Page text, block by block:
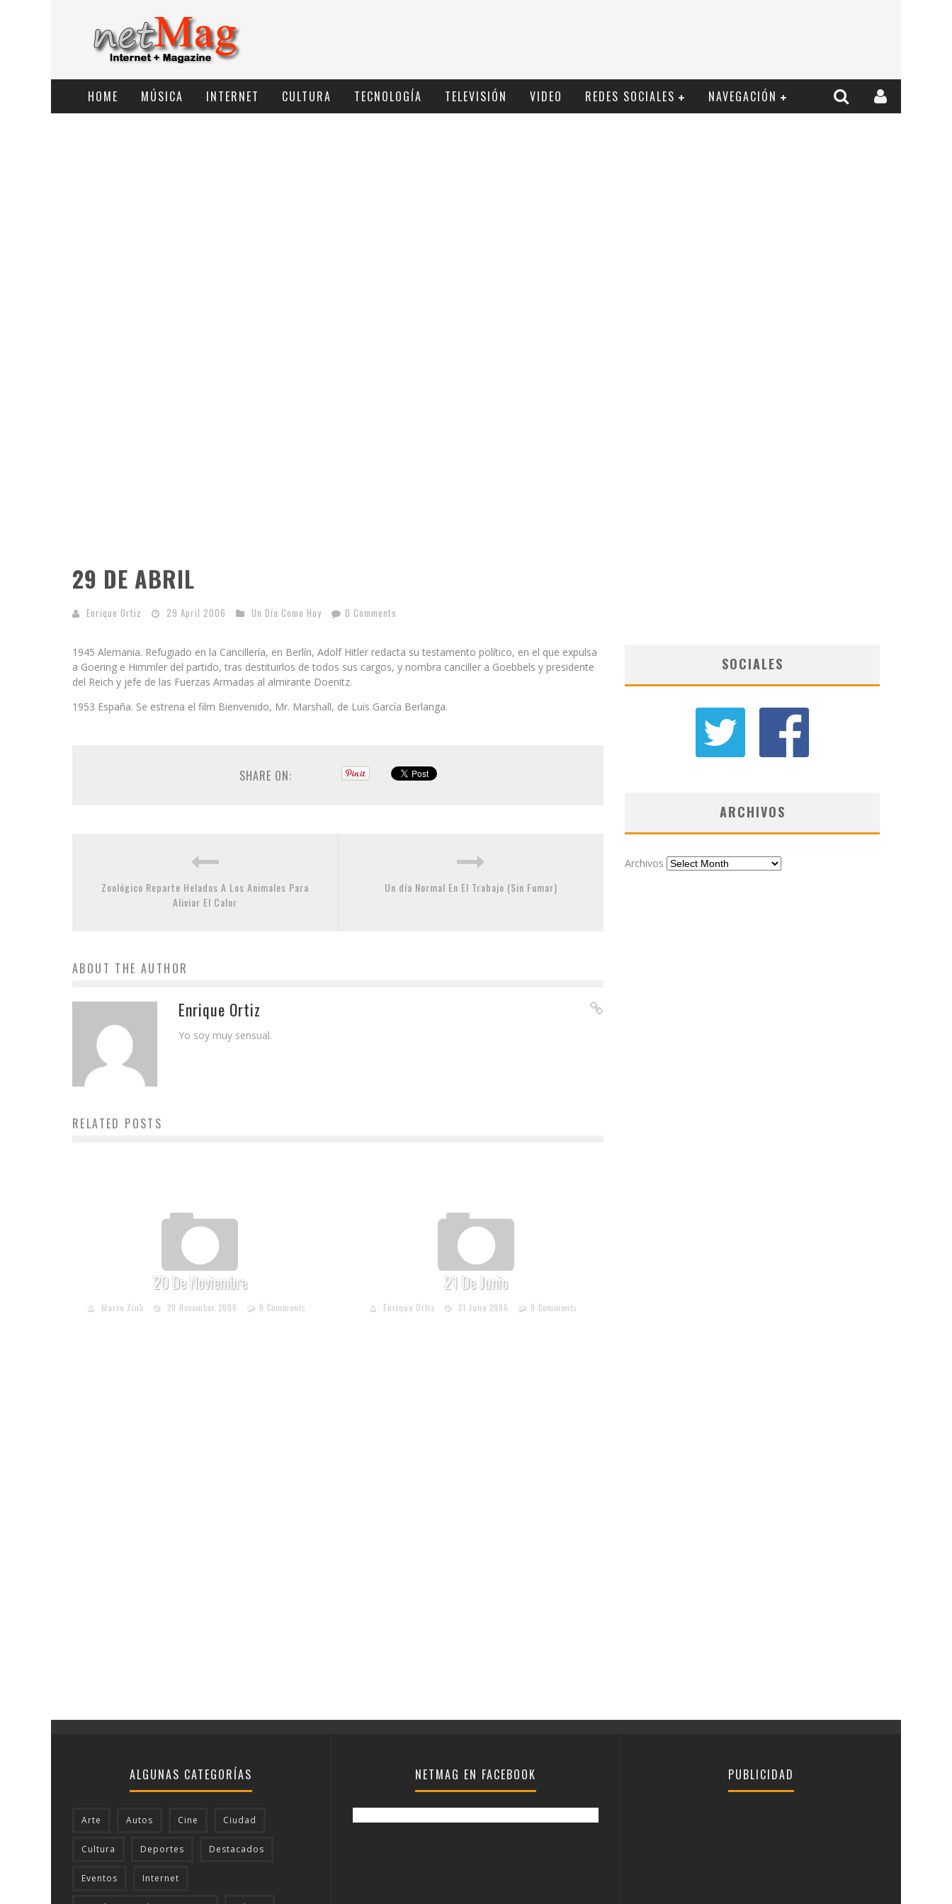
HOME MÚSICA INTERNET CULTURA TECNOLOGÍ­A TELEVISIÓN VIDEO REDES SOCIALES NAVEGACIÓN
29 DE ABRIL
Enrique Ortiz 29 April 2006 Un Día Como Hoy 0 Comments
1945 Alemania. Refugiado en la Cancillería, en Berlín, Adolf Hitler redacta su testamento político, en el que expulsa
a Goering e Himmler del partido, tras destituirlos de todos sus cargos, y nombra canciller a Goebbels y presidente
del Reich y jefe de las Fuerzas Armadas al almirante Doenitz.
1953 España. Se estrena el film Bienvenido, Mr. Marshall, de Luis García Berlanga.
SHARE ON:
Zoológico Reparte Helados A Los Animales Para
Aliviar El Calor
Un día Normal En El Trabajo (Sin Fumar)
ABOUT THE AUTHOR
Enrique Ortiz
Yo soy muy sensual.
RELATED POSTS
20 De Noviembre
Marco Zink 20 November 2006 0 Comments
21 De Junio
Enrique Ortiz 21 June 2006 0 Comments
SOCIALES
ARCHIVOS
Archivos
ALGUNAS CATEGORÍAS
Arte Autos Cine Ciudad
Cultura Deportes Destacados
Eventos Internet
NETMAG EN FACEBOOK PUBLICIDAD